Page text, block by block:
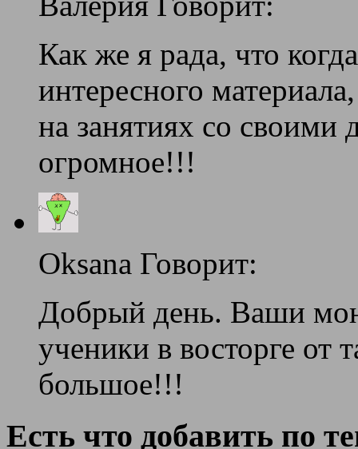
Как же я рада, что
интересного
на занятиях со
огромное!!!
Oksana Говорит:
Добрый день. Ваши
ученики в восторге от
большое!!!
Есть что добавить по